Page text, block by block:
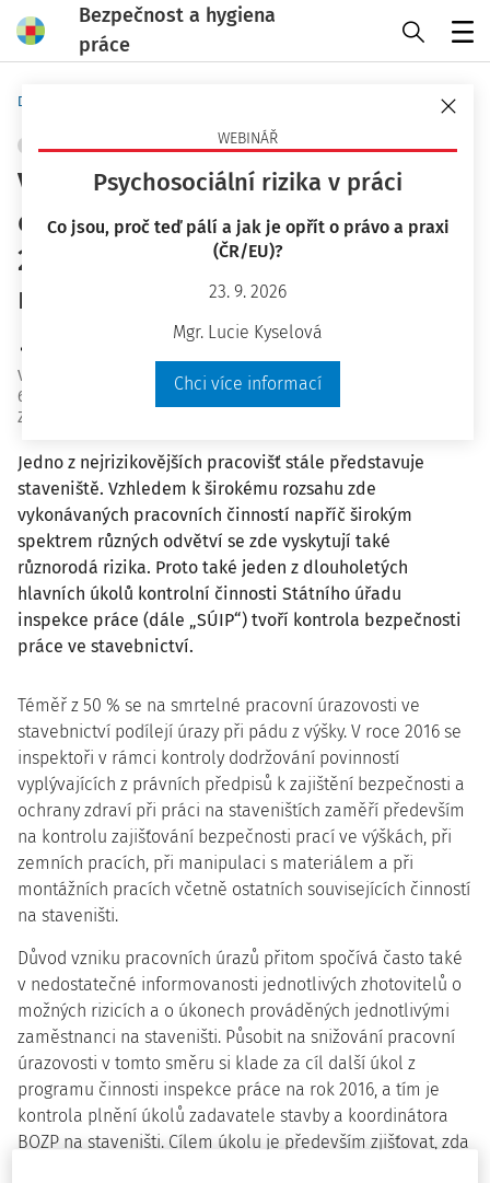
Bezpečnost a hygiena
práce
WEBINÁŘ
Psychosociální rizika v práci
Co jsou, proč teď pálí a jak je opřít o právo a praxi
(ČR/EU)?
23. 9. 2026
Mgr. Lucie Kyselová
Chci více informací
Domů
STAVEBNICTVÍ + PŘIDAT VLASTNÍ
Vybrané plánované kontroly v
oblasti bezpečnosti práce v roce
2016 a výsledky činnosti SÚIP za
měsíc březen 2016
Mgr. Ivona Foltisová
Vydáno
6 minut čtení
Zdroj
Jedno z nejrizikovějších pracovišť stále představuje
staveniště. Vzhledem k širokému rozsahu zde
vykonávaných pracovních činností napříč širokým
spektrem různých odvětví se zde vyskytují také
různorodá rizika. Proto také jeden z dlouholetých
hlavních úkolů kontrolní činnosti Státního úřadu
inspekce práce (dále „SÚIP“) tvoří kontrola bezpečnosti
práce ve stavebnictví.
Téměř z 50 % se na smrtelné pracovní úrazovosti ve
stavebnictví podílejí úrazy při pádu z výšky. V roce 2016 se
inspektoři v rámci kontroly dodržování povinností
vyplývajících z právních předpisů k zajištění bezpečnosti a
ochrany zdraví při práci na staveništích zaměří především
na kontrolu zajišťování bezpečnosti prací ve výškách, při
zemních pracích, při manipulaci s materiálem a při
montážních pracích včetně ostatních souvisejících činností
na staveništi.
Důvod vzniku pracovních úrazů přitom spočívá často také
v nedostatečné informovanosti jednotlivých zhotovitelů o
možných rizicích a o úkonech prováděných jednotlivými
zaměstnanci na staveništi. Působit na snižování pracovní
úrazovosti v tomto směru si klade za cíl další úkol z
programu činnosti inspekce práce na rok 2016, a tím je
kontrola plnění úkolů zadavatele stavby a koordinátora
BOZP na staveništi. Cílem úkolu je především zjišťovat, zda